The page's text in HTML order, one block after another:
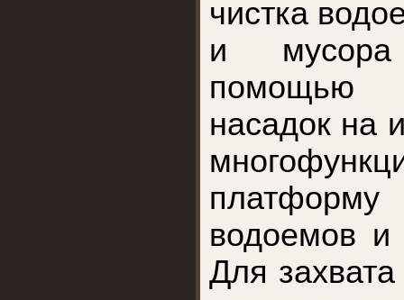
чистка
и
насадок на
водоемов
Для